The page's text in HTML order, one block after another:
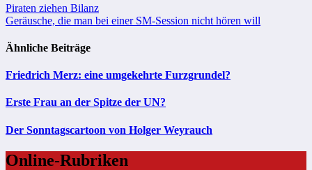
Beitragsnavigation
Piraten ziehen Bilanz
Geräusche, die man bei einer SM-Session nicht hören will
Ähnliche Beiträge
Friedrich Merz: eine umgekehrte Furzgrundel?
Erste Frau an der Spitze der UN?
Der Sonntagscartoon von Holger Weyrauch
Online-Rubriken